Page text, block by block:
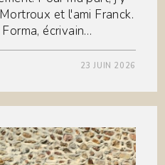
et l'ami Franck.
écrivain…
23 JUIN 2026